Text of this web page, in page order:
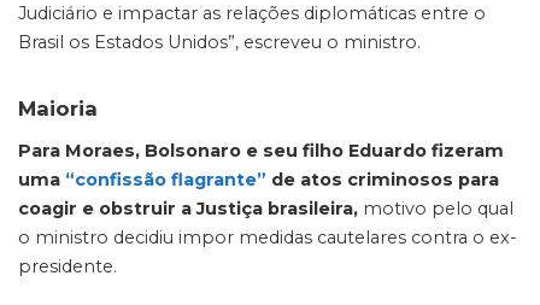
Judiciário e impactar as relações diplomáticas entre o
Brasil os Estados Unidos”, escreveu o ministro.
Maioria
Para Moraes, Bolsonaro e seu filho Eduardo fizeram
uma “confissão flagrante” de atos criminosos para
coagir e obstruir a Justiça brasileira, motivo pelo qual
o ministro decidiu impor medidas cautelares contra o ex-
presidente.